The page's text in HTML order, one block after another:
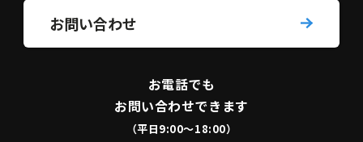
お問い合わせ
お電話でも
お問い合わせできます
（平日9:00〜18:00）